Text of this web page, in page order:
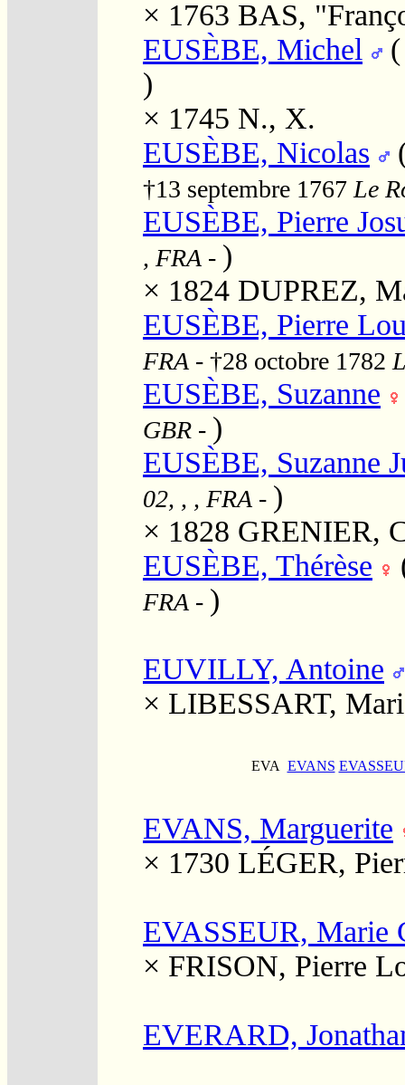
× 1763 BAS,
EUSÈBE, Michel
)
× 1745 N., X.
EUSÈBE, Nicolas
†13 septembre 1767 Le
EUSÈBE, Pierre
, FRA - )
× 1824 DUPREZ,
EUSÈBE, Pierre
FRA - †28 octobre 1782
EUSÈBE, Suzanne
GBR - )
EUSÈBE, Suzanne
02, , , FRA - )
× 1828 GRENIER,
EUSÈBE, Thérèse
FRA - )
EUVILLY, Antoine
× LIBESSART,
EVA EVANS
EVANS, Marguerite
× 1730 LÉGER,
EVASSEUR, Marie
× FRISON, Pierre
EVERARD,